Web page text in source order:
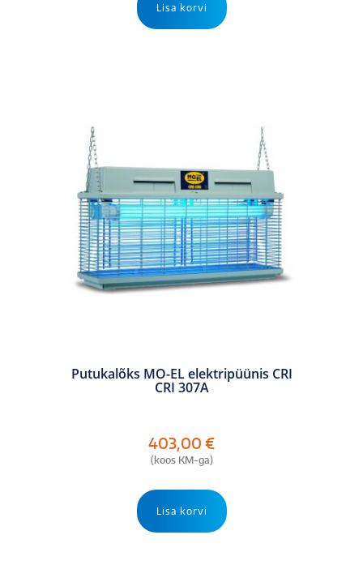
Lisa korvi
Putukalõks MO-EL elektripüünis CRI
CRI 307A
403,00 €
(koos KM-ga)
Lisa korvi